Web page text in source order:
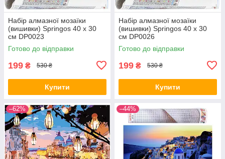
Набір алмазної мозаїки
(вишивки) Springos 40 x 30
см DP0023
Готово до відправки
199 ₴ 530 ₴
Купити
Набір алмазної мозаїки
(вишивки) Springos 40 x 30
см DP0026
Готово до відправки
199 ₴ 530 ₴
Купити
–62% –44%